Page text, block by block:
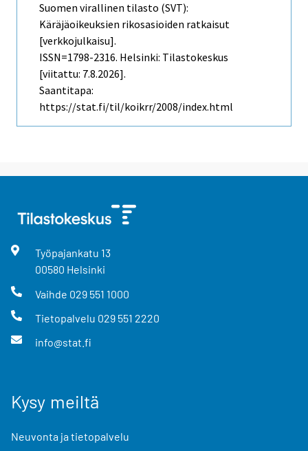
Suomen virallinen tilasto (SVT):
Käräjäoikeuksien rikosasioiden ratkaisut
[verkkojulkaisu].
ISSN=1798-2316. Helsinki: Tilastokeskus
[viitattu: 7.8.2026].
Saantitapa:
https://stat.fi/til/koikrr/2008/index.html
Työpajankatu 13
00580 Helsinki
Vaihde 029 551 1000
Tietopalvelu 029 551 2220
info@stat.fi
Kysy meiltä
Neuvonta ja tietopalvelu